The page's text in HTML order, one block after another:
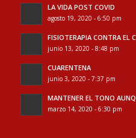
LA VIDA POST COVID
agosto 19, 2020 - 6:50 pm
FISIOTERAPIA CONTRA EL
junio 13, 2020 - 8:48 pm
CUARENTENA
junio 3, 2020 - 7:37 pm
MANTENER EL TONO
marzo 14, 2020 - 6:30 pm